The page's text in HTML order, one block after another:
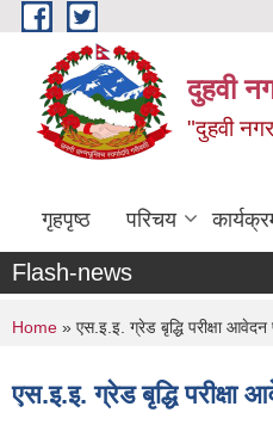
Skip to main content
दुहवी
"दुहवी
गृहपृष्ठ परिचय
Flash-news
You are here
Home » एस.इ.इ. ग्रेड बृद्धि परीक्षा आवेदन
एस.इ.इ. ग्रेड बृद्धि परीक्षा